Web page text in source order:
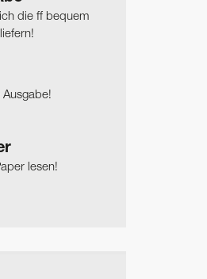
die ff bequem
Ausgabe!
lesen!